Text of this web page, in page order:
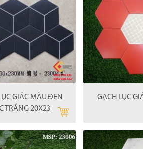
GIÁC MÀU ĐEN
TRẮNG 20X23
GẠCH LỤC